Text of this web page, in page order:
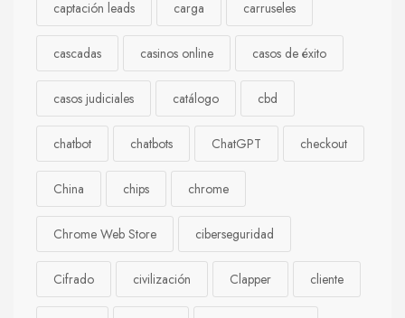
captación leads carga carruseles
cascadas casinos online casos de éxito
casos judiciales catálogo cbd
chatbot chatbots ChatGPT checkout
China chips chrome
Chrome Web Store ciberseguridad
Cifrado civilización Clapper cliente